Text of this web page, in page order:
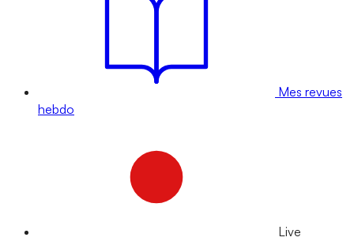
Mes revues
hebdo
Live